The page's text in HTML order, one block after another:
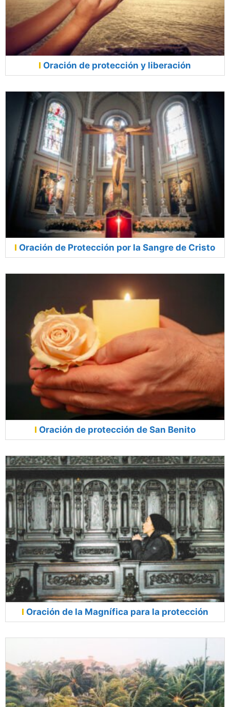
Oración de protección y liberación
Oración de Protección por la Sangre de Cristo
Oración de protección de San Benito
Oración de la Magnífica para la protección